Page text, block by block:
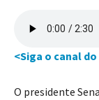
<Siga o canal
O presidente